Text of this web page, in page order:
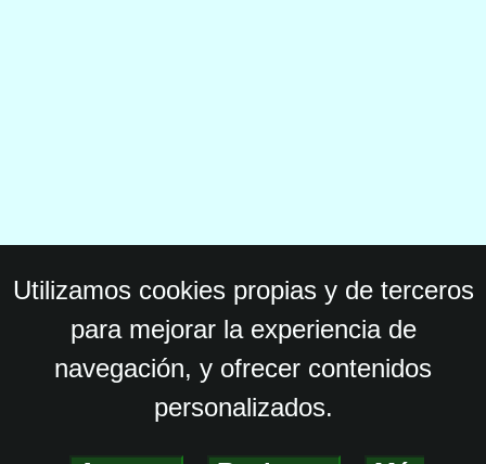
Utilizamos cookies propias y de terceros
para mejorar la experiencia de
navegación, y ofrecer contenidos
personalizados.